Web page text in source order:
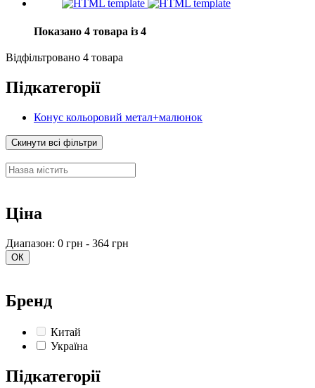
Показано 4 товара із 4
Відфільтровано 4 товара
Підкатегорії
Конус кольоровий метал+малюнок
Скинути всі фільтри
Ціна
Диапазон: 0 грн - 364 грн
ОК
Бренд
Китай
Україна
Підкатегорії